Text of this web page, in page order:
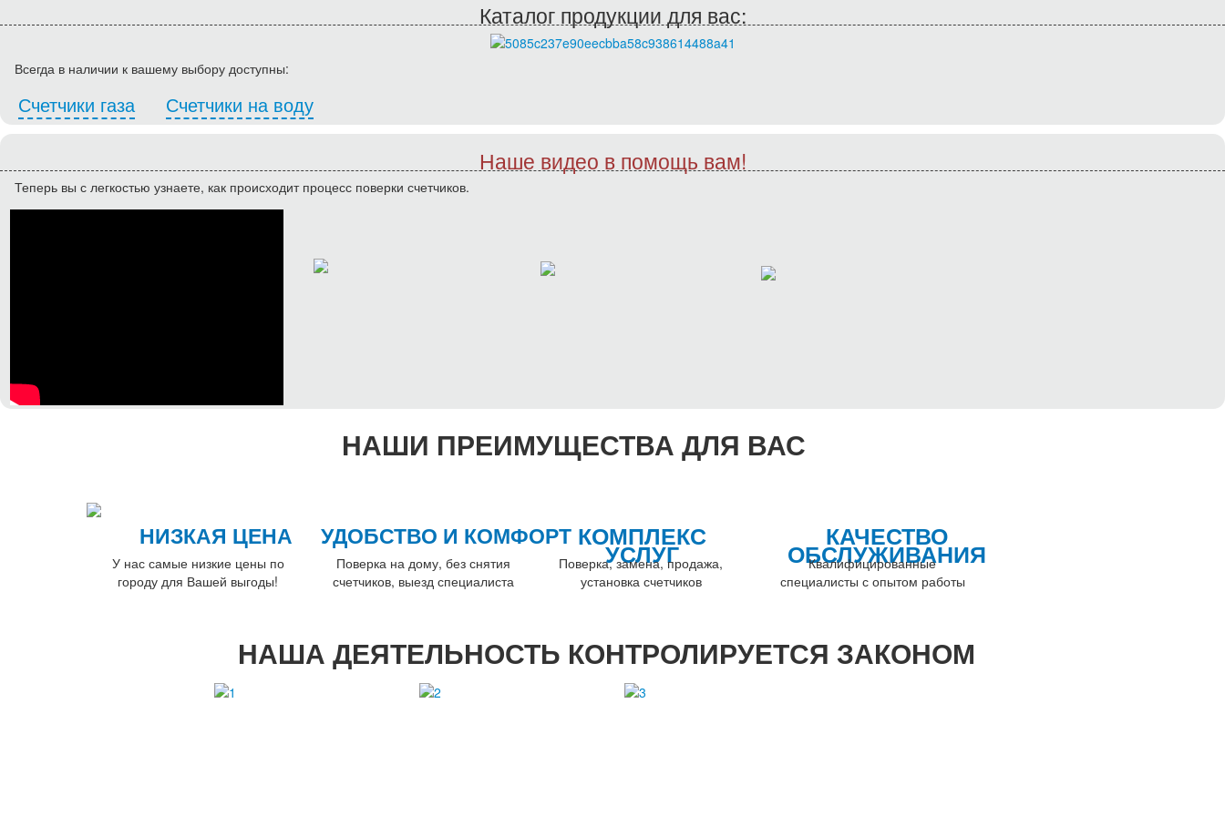
Каталог продукции для вас:
Всегда в наличии к вашему выбору доступны:
Счетчики газа Счетчики на воду
Наше видео в помощь вам!
Теперь вы с легкостью узнаете, как происходит процесс поверки счетчиков.
НАШИ ПРЕИМУЩЕСТВА ДЛЯ ВАС
НИЗКАЯ ЦЕНА УДОБСТВО И КОМФОРТ КОМПЛЕКС
УСЛУГ
КАЧЕСТВО
ОБСЛУЖИВАНИЯ
У нас самые низкие цены по
городу для Вашей выгоды!
Поверка на дому, без снятия
счетчиков, выезд специалиста
Поверка, замена, продажа,
установка счетчиков
Квалифицированные
специалисты с опытом работы
НАША ДЕЯТЕЛЬНОСТЬ КОНТРОЛИРУЕТСЯ ЗАКОНОМ